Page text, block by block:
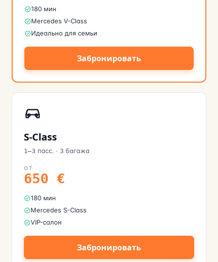
180 мин
Mercedes V-Class
Идеально для семьи
Забронировать
S-Class
1–3 пасс. · 3 багажа
ОТ
650 €
180 мин
Mercedes S-Class
VIP-салон
Забронировать